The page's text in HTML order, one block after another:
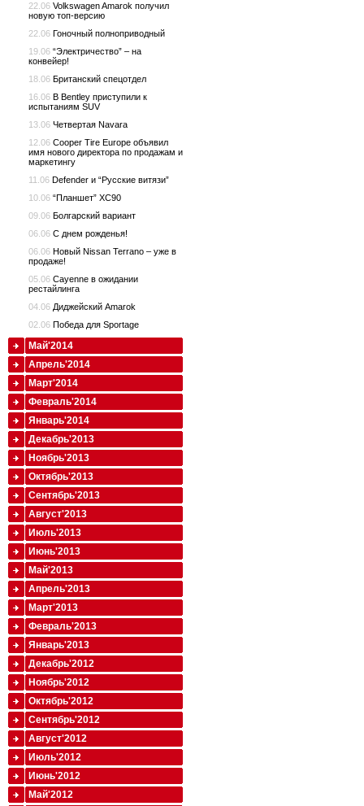
22.06 Volkswagen Amarok получил
новую топ-версию
22.06 Гоночный полноприводный
19.06 “Электричество” – на
конвейер!
18.06 Британский спецотдел
16.06 В Bentley приступили к
испытаниям SUV
13.06 Четвертая Navara
12.06 Cooper Tire Europe объявил
имя нового директора по продажам и
маркетингу
11.06 Defender и “Русские витязи”
10.06 “Планшет” XC90
09.06 Болгарский вариант
06.06 С днем рожденья!
06.06 Новый Nissan Terrano – уже в
продаже!
05.06 Cayenne в ожидании
рестайлинга
04.06 Диджейский Amarok
02.06 Победа для Sportage
Май'2014
Апрель'2014
Март'2014
Февраль'2014
Январь'2014
Декабрь'2013
Ноябрь'2013
Октябрь'2013
Сентябрь'2013
Август'2013
Июль'2013
Июнь'2013
Май'2013
Апрель'2013
Март'2013
Февраль'2013
Январь'2013
Декабрь'2012
Ноябрь'2012
Октябрь'2012
Сентябрь'2012
Август'2012
Июль'2012
Июнь'2012
Май'2012